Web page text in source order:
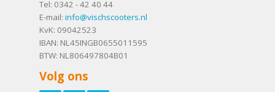
Tel: 0342 - 42 40 44
E-mail: info@vischscooters.nl
KvK: 09042523
IBAN: NL45INGB0655011595
BTW: NL806497804B01
Volg ons